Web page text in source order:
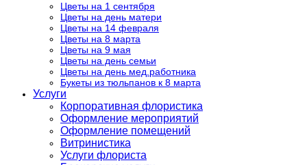
Цветы на 1 сентября
Цветы на день матери
Цветы на 14 февраля
Цветы на 8 марта
Цветы на 9 мая
Цветы на день семьи
Цветы на день мед.работника
Букеты из тюльпанов к 8 марта
Услуги
Корпоративная флористика
Оформление мероприятий
Оформление помещений
Витринистика
Услуги флориста